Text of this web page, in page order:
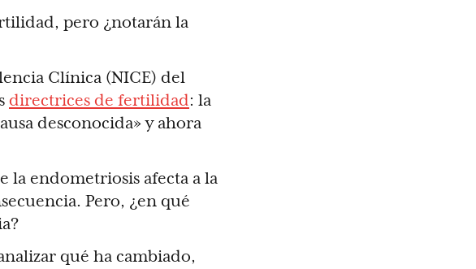
pero ¿notarán la
Clínica (NICE) del
directrices de fertilidad: la
desconocida» y ahora
endometriosis afecta a la
Pero, ¿en qué
qué ha cambiado,